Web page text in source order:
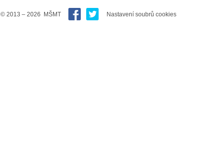
© 2013 – 2026 MŠMT Nastavení soubrů cookies